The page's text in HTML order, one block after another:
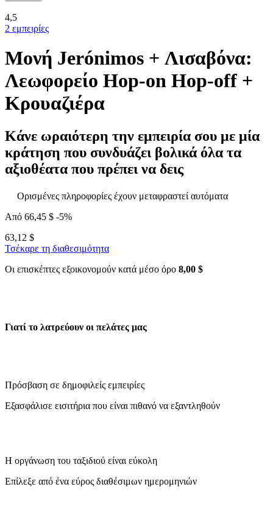
4,5
2 εμπειρίες
Μονή Jerónimos + Λισαβόνα:
Λεωφορείο Hop-on Hop-off +
Κρουαζιέρα
Κάνε ωραιότερη την εμπειρία σου με μία
κράτηση που συνδυάζει βολικά όλα τα
αξιοθέατα που πρέπει να δεις
Ορισμένες πληροφορίες έχουν μεταφραστεί αυτόματα
Από 66,45 $ -5%
63,12 $
Τσέκαρε τη διαθεσιμότητα
Οι επισκέπτες εξοικονομούν κατά μέσο όρο 8,00 $
Γιατί το λατρεύουν οι πελάτες μας
Πρόσβαση σε δημοφιλείς εμπειρίες
Εξασφάλισε εισιτήρια που είναι πιθανό να εξαντληθούν
Η οργάνωση του ταξιδιού είναι εύκολη
Επίλεξε από ένα εύρος διαθέσιμων ημερομηνιών